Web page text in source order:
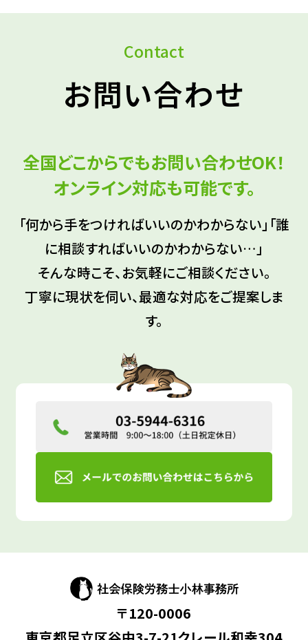
Contact
お問い合わせ
全国どこからでもお問い合わせOK！
オンライン対応も可能です。
「何から手をつければいいのかわからない」「誰
に相談すればいいのかわからない…」
そんな時こそ、お気軽にご相談ください。
丁寧に現状を伺い、最適な対応をご提案しま
す。
〒120-0006